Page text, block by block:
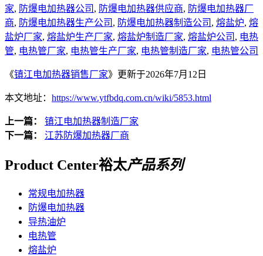
家, 防爆电加热器公司 , 防爆电加热器供应商, 防爆电加热器厂
商, 防爆电加热器生产公司 , 防爆电加热器制造公司 , 熔盐炉, 熔
盐炉厂家, 熔盐炉生产厂家, 熔盐炉制造厂家, 熔盐炉公司 , 电热
管, 电热管厂家, 电热管生产厂家, 电热管制造厂家, 电热管公司
《镇江电加热器销售厂家》更新于2026年7月12日
本文地址： https://www.ytfbdq.com.cn/wiki/5853.html
上一篇：
镇江电加热器制造厂家
下一篇：
江苏防爆加热器厂商
Product Center裕太产品系列
常规电加热器
防爆电加热器
导热油炉
电热管
熔盐炉